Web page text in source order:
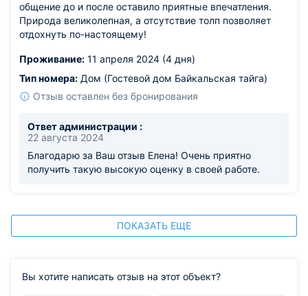
общение до и после оставило приятные впечатления.
Природа великолепная, а отсутствие толп позволяет
отдохнуть по-настоящему!
Проживание: 11 апреля 2024 (4 дня)
Тип номера: Дом (Гостевой дом Байкальская тайга)
Отзыв оставлен без бронирования
Ответ администрации :
22 августа 2024
Благодарю за Ваш отзыв Елена! Очень приятно
получить такую высокую оценку в своей работе.
ПОКАЗАТЬ ЕЩЕ
Вы хотите написать отзыв на этот объект?